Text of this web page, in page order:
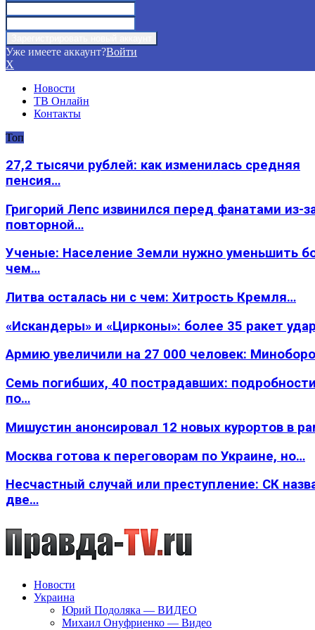
Уже имеете аккаунт?Войти
X
Новости
ТВ Онлайн
Контакты
Топ
27,2 тысячи рублей: как изменилась средняя
пенсия…
Григорий Лепс извинился перед фанатами из-
повторной…
Ученые: Население Земли нужно уменьшить
чем…
Литва осталась ни с чем: Хитрость Кремля…
«Искандеры» и «Цирконы»: более 35 ракет
Армию увеличили на 27 000 человек:
Семь погибших, 40 пострадавших:
по…
Мишустин анонсировал 12 новых курортов в
Москва готова к переговорам по Украине, но…
Несчастный случай или преступление: СК
две…
Новости
Украина
Юрий Подоляка — ВИДЕО
Михаил Онуфриенко — Видео